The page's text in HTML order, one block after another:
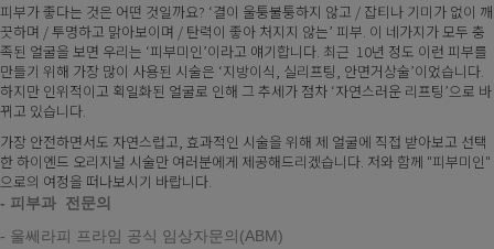
피부가좋다는 것은 어떤 것일까요? ‘결이 울퉁불퉁하지 않고 / 잡티나 기미가 없이 깨
끗하며 / 투명하고 맑아보이며 / 탄력이 좋아 처지지 않는’ 피부. 이 네가지가 모두 충
족된 얼굴을 보면 우리는 ‘피부미인’이라고 얘기합니다. 최근 10년 정도 이런 피부를
만들기 위해 가장 많이 사용된 시술은 ‘지방이식, 실리프팅, 안면거상술’이었습니다.
하지만 인위적이고 획일화된 얼굴로 인해 그 추세가 점차 ‘자연스러운 리프팅’으로 바
뀌고 있습니다.
가장 안전하면서도 자연스럽고, 효과적인 시술을 위해 제 얼굴에 직접 받아보고 선택
한 하이엔드 오리지널 시술만 여러분에게 제공해드리겠습니다. 저와 함께 "피부미인"
으로의 여정을 떠나보시기 바랍니다.
- 피부과 전문의
- 울쎄라피 프라임 공식 임상자문의(ABM)